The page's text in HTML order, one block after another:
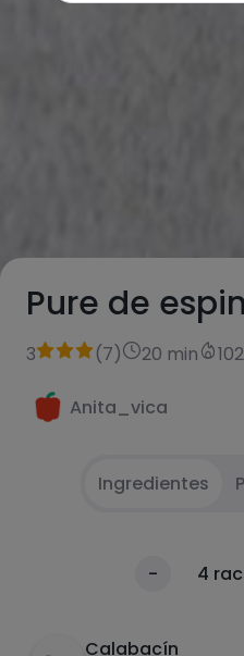
Pure de
3 (7) 20 min
Anita_vica
Ingredientes
- 4
Calabacín
Lavar cortar y cocer